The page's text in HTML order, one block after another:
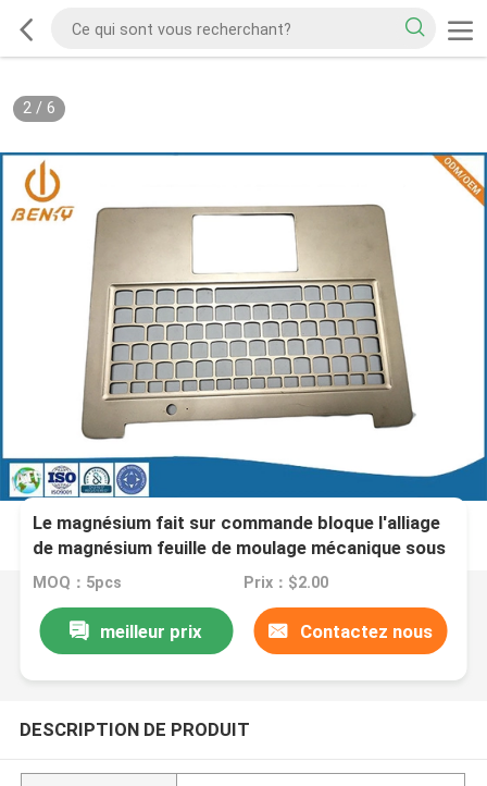
2/ 6
Le magnésium fait sur commande bloque l'alliage
de magnésium feuille de moulage mécanique sous
pression
MOQ：5pcs Prix：$2.00
meilleur prix Contactez nous
DESCRIPTION DE PRODUIT